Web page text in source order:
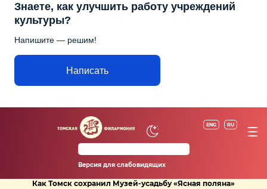
Знаете, как улучшить работу учреждений
культуры?
Напишите — решим!
Написать
ENG RU
Версия для слабовидящих
Как Томск сохранил Музей-усадьбу «Ясная поляна»